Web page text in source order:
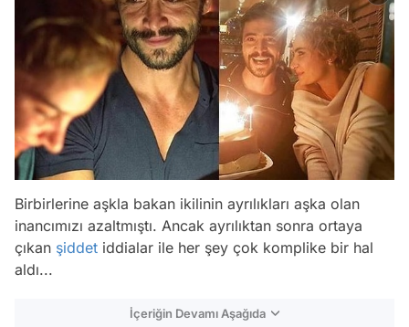
Birbirlerine aşkla bakan ikilinin ayrılıkları aşka olan
inancımızı azaltmıştı. Ancak ayrılıktan sonra ortaya
çıkan şiddet iddialar ile her şey çok komplike bir hal
aldı...
İçeriğin Devamı Aşağıda